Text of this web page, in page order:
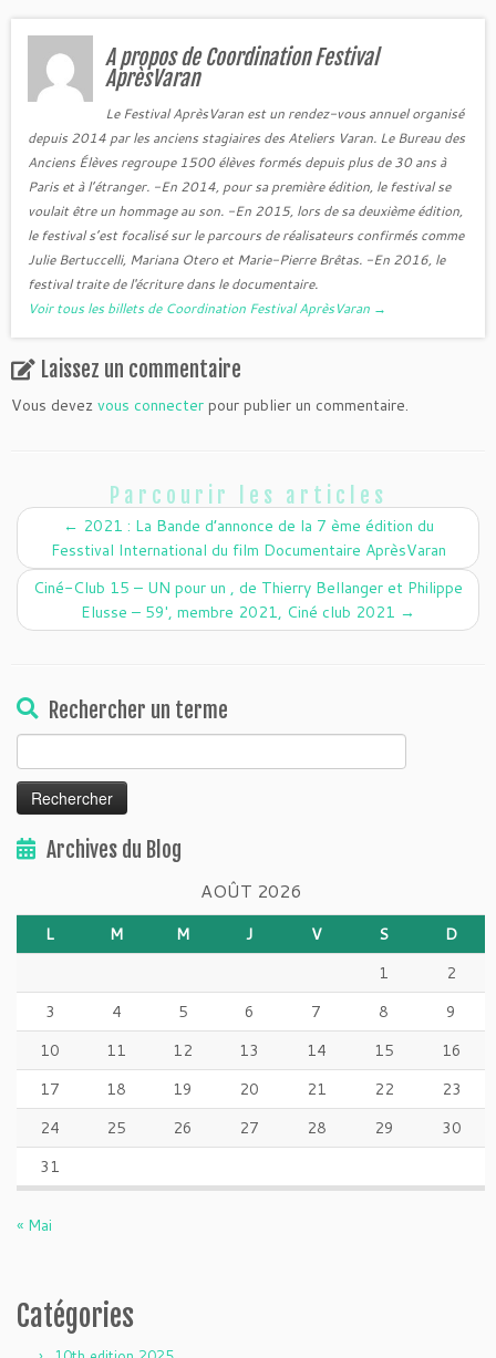
A propos de Coordination Festival
AprèsVaran
Le Festival AprèsVaran est un rendez-vous annuel organisé
depuis 2014 par les anciens stagiaires des Ateliers Varan. Le Bureau des
Anciens Élèves regroupe 1500 élèves formés depuis plus de 30 ans à
Paris et à l’étranger. -En 2014, pour sa première édition, le festival se
voulait être un hommage au son. -En 2015, lors de sa deuxième édition,
le festival s’est focalisé sur le parcours de réalisateurs confirmés comme
Julie Bertuccelli, Mariana Otero et Marie-Pierre Brêtas. -En 2016, le
festival traite de l'écriture dans le documentaire.
Voir tous les billets de Coordination Festival AprèsVaran →
Laissez un commentaire
Vous devez vous connecter pour publier un commentaire.
Parcourir les articles
← 2021 : La Bande d’annonce de la 7 ème édition du
Fesstival International du film Documentaire AprèsVaran
Ciné-Club 15 – UN pour un , de Thierry Bellanger et Philippe
Elusse – 59′, membre 2021, Ciné club 2021 →
Rechercher un terme
Archives du Blog
AOÛT 2026
L M M J V S
D
1
2
3
4 5 6 7 8
9
10
11 12 13 14 15
16
17
18 19 20 21 22
23
24
25 26 27 28 29
30
31
« Mai
Catégories